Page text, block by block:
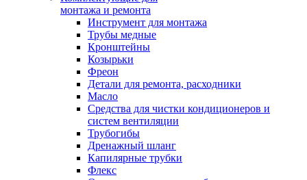
монтажа и ремонта
Инструмент для монтажа
Трубы медные
Кронштейны
Козырьки
Фреон
Детали для ремонта, расходники
Масло
Средства для чистки кондиционеров и
систем вентиляции
Трубогибы
Дренажный шланг
Капилярные трубки
Флекс